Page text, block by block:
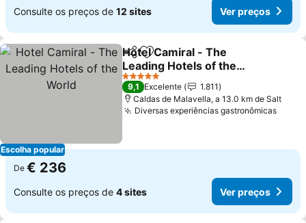
Consulte os preços de 12 sites Ver preços
Escolha popular
PartilharAdicionar aos favoritos
Hotel Camiral - The
Leading Hotels of the
World
Ver preços
5 Estrelas
9,1 Excelente
1.811
Caldas de Malavella, a 13.0 km de Salt
Diversas experiências gastronômicasVer
De € 236
Consulte os preços de 4 sites Ver preços